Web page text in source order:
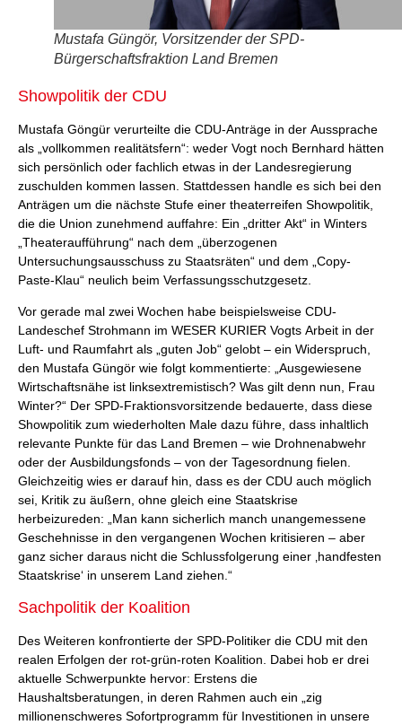
Mustafa Güngör, Vorsitzender der SPD-
Bürgerschaftsfraktion Land Bremen
Showpolitik der CDU
Mustafa Göngür verurteilte die CDU-Anträge in der Aussprache
als „vollkommen realitätsfern“: weder Vogt noch Bernhard hätten
sich persönlich oder fachlich etwas in der Landesregierung
zuschulden kommen lassen. Stattdessen handle es sich bei den
Anträgen um die nächste Stufe einer theaterreifen Showpolitik,
die die Union zunehmend auffahre: Ein „dritter Akt“ in Winters
„Theateraufführung“ nach dem „überzogenen
Untersuchungsausschuss zu Staatsräten“ und dem „Copy-
Paste-Klau“ neulich beim Verfassungsschutzgesetz.
Vor gerade mal zwei Wochen habe beispielsweise CDU-
Landeschef Strohmann im WESER KURIER Vogts Arbeit in der
Luft- und Raumfahrt als „guten Job“ gelobt – ein Widerspruch,
den Mustafa Güngör wie folgt kommentierte: „Ausgewiesene
Wirtschaftsnähe ist linksextremistisch? Was gilt denn nun, Frau
Winter?“ Der SPD-Fraktionsvorsitzende bedauerte, dass diese
Showpolitik zum wiederholten Male dazu führe, dass inhaltlich
relevante Punkte für das Land Bremen – wie Drohnenabwehr
oder der Ausbildungsfonds – von der Tagesordnung fielen.
Gleichzeitig wies er darauf hin, dass es der CDU auch möglich
sei, Kritik zu äußern, ohne gleich eine Staatskrise
herbeizureden: „Man kann sicherlich manch unangemessene
Geschehnisse in den vergangenen Wochen kritisieren – aber
ganz sicher daraus nicht die Schlussfolgerung einer ‚handfesten
Staatskrise‘ in unserem Land ziehen.“
Sachpolitik der Koalition
Des Weiteren konfrontierte der SPD-Politiker die CDU mit den
realen Erfolgen der rot-grün-roten Koalition. Dabei hob er drei
aktuelle Schwerpunkte hervor: Erstens die
Haushaltsberatungen, in deren Rahmen auch ein „zig
millionenschweres Sofortprogramm für Investitionen in unsere